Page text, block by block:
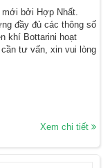
bởi Hợp Nhất.
đầy đủ các thông số
khí Bottarini hoạt
tư vấn, xin vui lòng
Xem chi tiết